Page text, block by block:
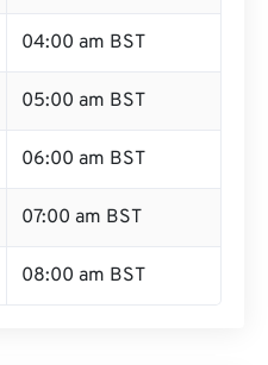
04:00 am BST
05:00 am BST
06:00 am BST
07:00 am BST
08:00 am BST